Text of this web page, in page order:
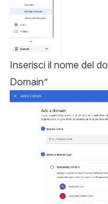
Inserisci il nome del
Domain”